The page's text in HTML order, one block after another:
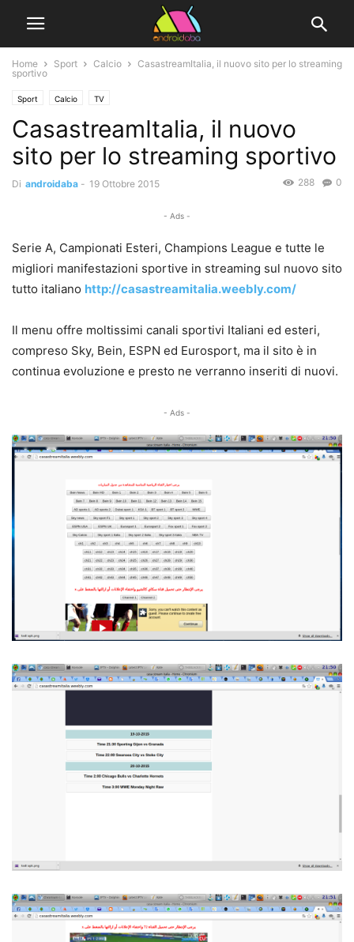
Home Sport Calcio
CasastreamItalia, il nuovo sito per lo streaming
sportivo
Sport Calcio TV
CasastreamItalia, il nuovo
sito per lo streaming sportivo
Di androidaba - 19 Ottobre 2015 0
288
- Ads -
Serie A, Campionati Esteri, Champions League e tutte le
migliori manifestazioni sportive in streaming sul nuovo sito
tutto italiano http://casastreamitalia.weebly.com/
Il menu offre moltissimi canali sportivi Italiani ed esteri,
compreso Sky, Bein, ESPN ed Eurosport, ma il sito è in
continua evoluzione e presto ne verranno inseriti di nuovi.
- Ads -